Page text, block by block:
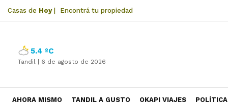
Casas de Hoy| Encontrá tu propiedad
5.4 ºC
Tandil | 6 de agosto de 2026
AHORA MISMO TANDIL A GUSTO OKAPI VIAJES POLÍTICA